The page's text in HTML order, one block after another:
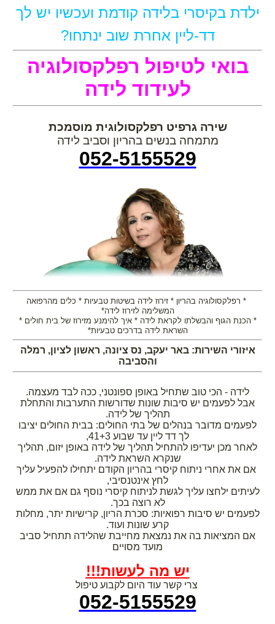
ילדת בקיסרי בלידה קודמת ועכשיו יש לך
דד-ליין אחרת שוב ינתחו?
בואי לטיפול רפלקסולוגיה
לעידוד לידה
שירה גרפיט רפלקסולוגית מוסמכת
מתמחה בנשים בהריון וסביב לידה
052-5155529
* רפלקסולוגיה בהריון * זירוז לידה בשיטות טבעיות * כלים מהרפואה
המשלימה לזירוז לידה*
* הכנת הגוף והבשלתו לקראת לידה * איך להימנע מזירוז של בית חולים *
השראת לידה בדרכים טבעיות*
איזורי השירות: באר יעקב, נס ציונה, ראשון לציון, רמלה
והסביבה
לידה - הכי טוב שתחיל באופן ספונטני, ככה לבד מעצמה.
אבל לפעמים יש סיבות שונות שדורשות התערבות והתחלת
תהליך של לידה.
לפעמים מדובר בנהלים של בתי החולים: בבית החולים יציבו
לך דד ליין עד שבוע 41+3,
לאחר מכן יעדיפו להתחיל תהליך של לידה באופן יזום, תהליך
שנקרא השראת לידה.
אם את אחרי ניתוח קיסרי בהריון הקודם יתחילו להפעיל עליך
לחץ אינטנסיבי,
לעיתים ילחצו עליך לגשת לניתוח קיסרי נוסף גם אם את ממש
לא רוצה בכך.
לפעמים יש סיבות רפואיות: סכרת הריון, קרישיות יתר, מחלות
קרע שונות ועוד.
אם המציאות בה את נמצאת מחייבת שהלידה תתחיל סביב
מועד מסויים
יש מה לעשות!!!
צרי קשר עוד היום לקבוע טיפול
052-5155529